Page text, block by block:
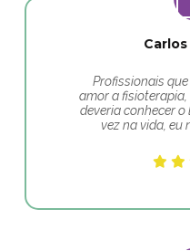
Profissionais
amor a
deveria conhecer
vez na vida, eu